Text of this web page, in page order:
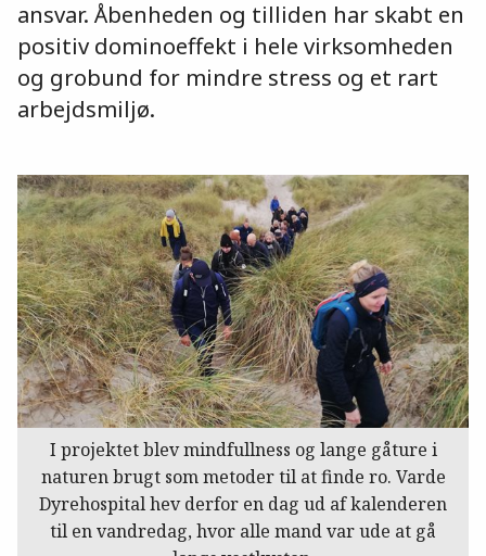
ansvar. Åbenheden og tilliden har skabt en
positiv dominoeffekt i hele virksomheden
og grobund for mindre stress og et rart
arbejdsmiljø.
I projektet blev mindfullness og lange gåture i
naturen brugt som metoder til at finde ro. Varde
Dyrehospital hev derfor en dag ud af kalenderen
til en vandredag, hvor alle mand var ude at gå